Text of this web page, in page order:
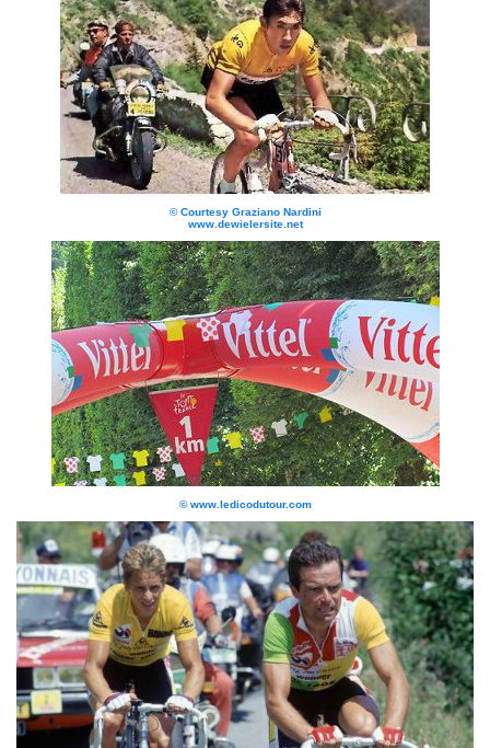
© Courtesy Graziano Nardini
www.dewielersite.net
© www.ledicodutour.com